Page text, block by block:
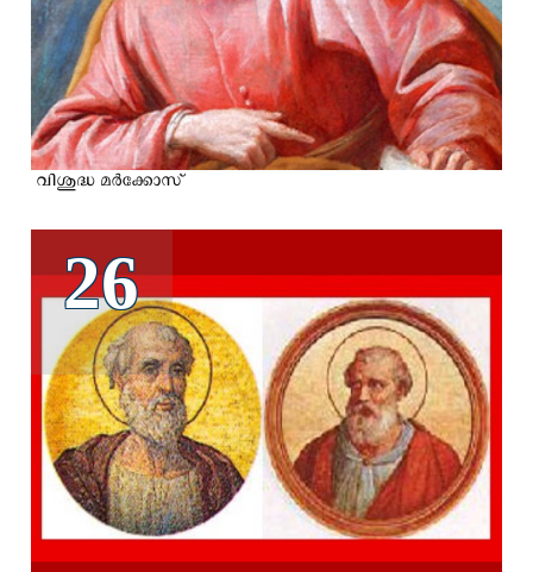
വിശുദ്ധ മര്‍ക്കോസ്
26